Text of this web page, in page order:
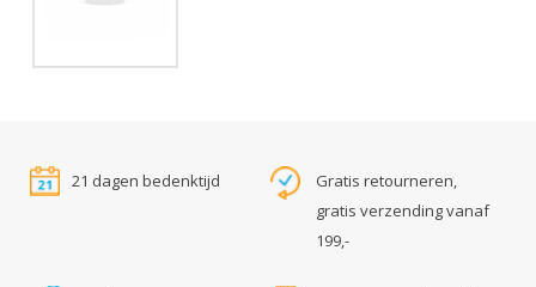
21 dagen bedenktijd
Gratis retourneren,
gratis verzending vanaf
199,-